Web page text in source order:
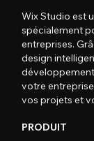
Wix Studio est
spécialement
entreprises.
design
votre
vos projets et
PRODUIT